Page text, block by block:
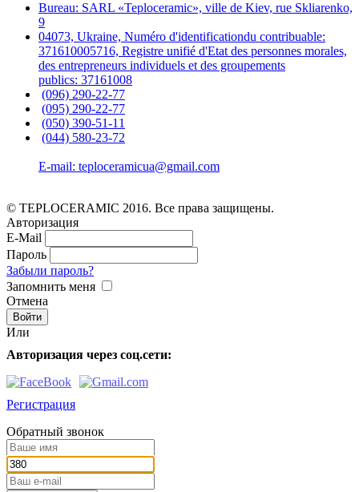
Bureau: SARL «Teploceramic», ville de Kiev, rue Skliarenko,
9
04073, Ukraine, Numéro d'identificationdu contribuable:
371610005716, Registre unifié d'Etat des personnes morales,
des entrepreneurs individuels et des groupements
publics: 37161008
(096) 290-22-77
(095) 290-22-77
(050) 390-51-11
(044) 580-23-72
E-mail: teploceramicua@gmail.com
© TEPLOCERAMIC 2016. Все права защищены.
Авторизация
E-Mail
Пароль
Забыли пароль?
Запомнить меня
Отмена
Или
Авторизация через соц.сети:
Регистрация
Обратный звонок